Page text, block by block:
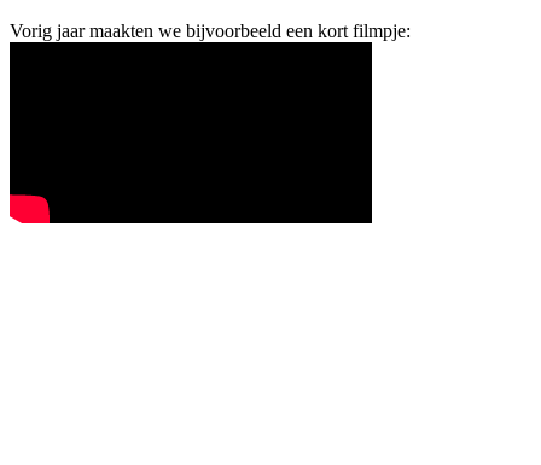
Vorig jaar maakten we bijvoorbeeld een kort filmpje: